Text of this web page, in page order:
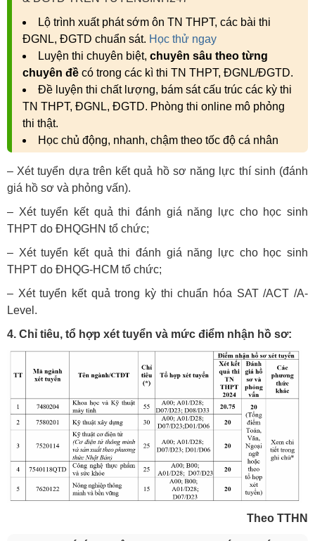
Lộ trình xuất phát sớm ôn TN THPT, các bài thi
ĐGNL, ĐGTD chuẩn sát. Học thử ngay
Luyện thi chuyên biệt, chuyên sâu theo từng
chuyên đề có trong các kì thi TN THPT, ĐGNL/ĐGTD.
Đề luyện thi chất lượng, bám sát cấu trúc các kỳ thi
TN THPT, ĐGNL, ĐGTD. Phòng thi online mô phỏng
thi thật.
Học chủ động, nhanh, chậm theo tốc độ cá nhân
– Xét tuyển dựa trên kết quả hồ sơ năng lực thí sinh (đánh
giá hồ sơ và phỏng vấn).
– Xét tuyển kết quả thi đánh giá năng lực cho học sinh
THPT do ĐHQGHN tổ chức;
– Xét tuyển kết quả thi đánh giá năng lực cho học sinh
THPT do ĐHQG-HCM tổ chức;
– Xét tuyển kết quả trong kỳ thi chuẩn hóa SAT /ACT /A-
Level.
4. Chỉ tiêu, tổ hợp xét tuyển và mức điểm nhận hồ sơ:
Theo TTHN